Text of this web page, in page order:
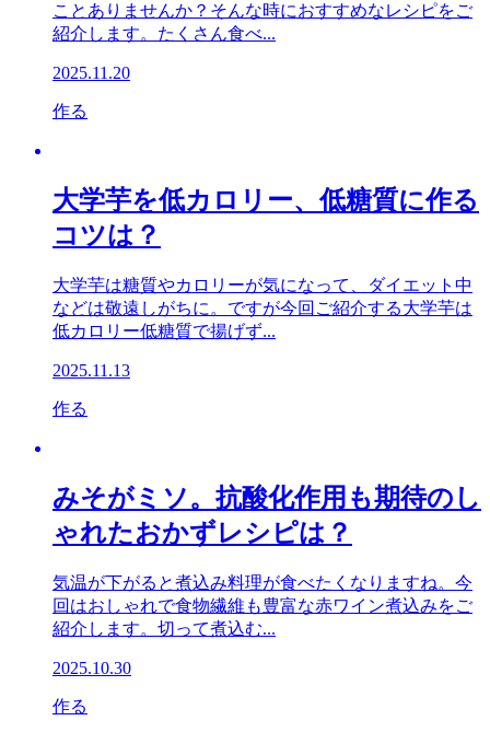
ことありませんか？そんな時におすすめなレシピをご
紹介します。たくさん食べ...
2025.11.20
作る
大学芋を低カロリー、低糖質に作る
コツは？
大学芋は糖質やカロリーが気になって、ダイエット中
などは敬遠しがちに。ですが今回ご紹介する大学芋は
低カロリー低糖質で揚げず...
2025.11.13
作る
みそがミソ。抗酸化作用も期待のし
ゃれたおかずレシピは？
気温が下がると煮込み料理が食べたくなりますね。今
回はおしゃれで食物繊維も豊富な赤ワイン煮込みをご
紹介します。切って煮込む...
2025.10.30
作る